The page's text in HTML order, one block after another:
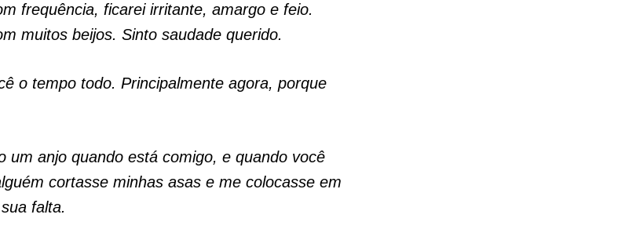
frequência, ficarei irritante, amargo e feio.
muitos beijos. Sinto saudade querido.
o tempo todo. Principalmente agora, porque
um anjo quando está comigo, e quando você
cortasse minhas asas e me colocasse em
falta.